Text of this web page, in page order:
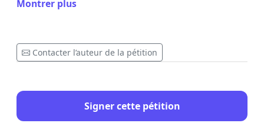
parents. C’est une perte importe sur la qualité de
Nos enfants ont 6 ans. Ils viennent d’intégrer ce
monde scolaire et déjà on les abandonne? Les
expériences vécues dans la petite enfance,
Montrer plus
Contacter l’auteur de la pétition
Signer cette pétition